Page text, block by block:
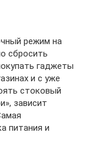
режим на
сбросить
гаджеты
и с уже
стоковый
зависит
питания и